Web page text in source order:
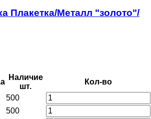
Плакетка/Металл "золото"/
a
Наличие
шт.
Кол-во
500
500